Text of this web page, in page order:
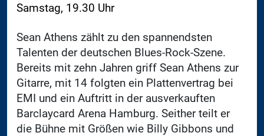
Samstag, 19.30 Uhr
Sean Athens zählt zu den spannendsten
Talenten der deutschen Blues-Rock-Szene.
Bereits mit zehn Jahren griff Sean Athens zur
Gitarre, mit 14 folgten ein Plattenvertrag bei
EMI und ein Auftritt in der ausverkauften
Barclaycard Arena Hamburg. Seither teilt er
die Bühne mit Größen wie Billy Gibbons und